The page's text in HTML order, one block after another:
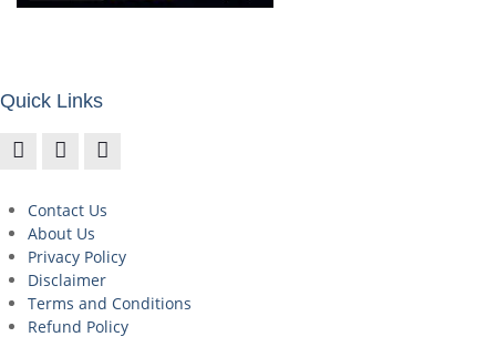
Quick Links
Contact Us
About Us
Privacy Policy
Disclaimer
Terms and Conditions
Refund Policy